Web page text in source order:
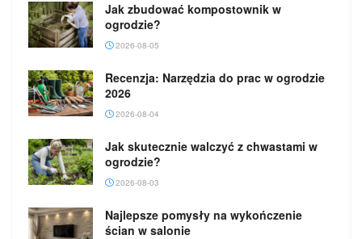
Jak zbudować kompostownik w
ogrodzie?
2026-08-05
Recenzja: Narzędzia do prac w ogrodzie
2026
2026-08-04
Jak skutecznie walczyć z chwastami w
ogrodzie?
2026-08-03
Najlepsze pomysły na wykończenie
ścian w salonie